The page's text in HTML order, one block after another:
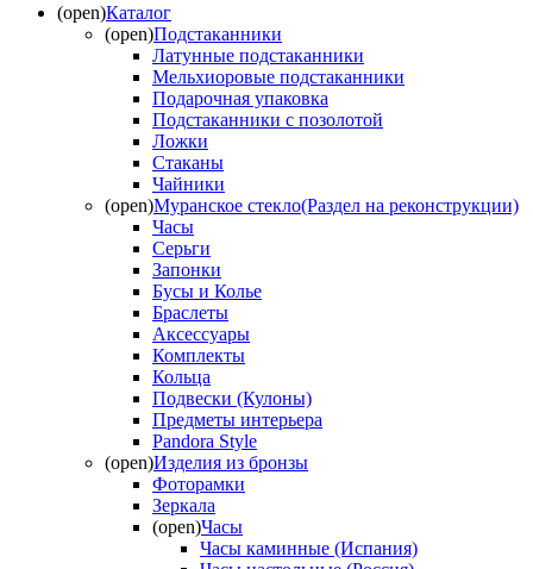
(open)Каталог
(open)Подстаканники
Латунные подстаканники
Мельхиоровые подстаканники
Подарочная упаковка
Подстаканники с позолотой
Ложки
Стаканы
Чайники
(open)Муранское стекло(Раздел на реконструкции)
Часы
Серьги
Запонки
Бусы и Колье
Браслеты
Аксессуары
Комплекты
Кольца
Подвески (Кулоны)
Предметы интерьера
Pandora Style
(open)Изделия из бронзы
Фоторамки
Зеркала
(open)Часы
Часы каминные (Испания)